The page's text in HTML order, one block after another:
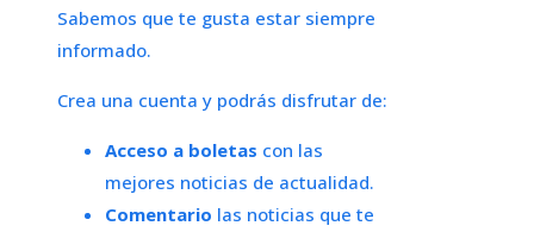
Sabemos que te gusta estar siempre
informado.
Crea una cuenta y podrás disfrutar de:
Acceso a boletas con las
mejores noticias de actualidad.
Comentario las noticias que te